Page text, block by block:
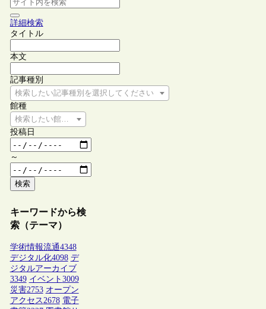
詳細検索
タイトル
本文
記事種別
検索したい記事種別を選択してください
館種
検索したい館種を選択してください
投稿日
～
検索
キーワードから検
索（テーマ）
学術情報流通4348
デジタル化4098 デ
ジタルアーカイブ
3349 イベント 3009
災害2753 オープン
アクセス 2678 電子